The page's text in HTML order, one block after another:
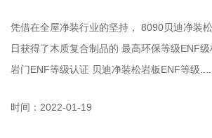
凭借在全屋净装行业的坚持， 8090贝迪净装松岩门、松岩板产品 近
日获得了木质复合制品的 最高环保等级ENF级权威认证 贝迪净装松
岩门ENF等级认证 贝迪净装松岩板ENF等级......
时间：2022-01-19